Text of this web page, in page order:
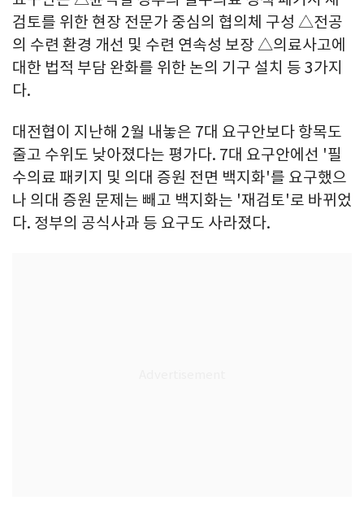
검토를 위한 현장 전문가 중심의 협의체 구성 △전공
의 수련 환경 개선 및 수련 연속성 보장 △의료사고에
대한 법적 부담 완화를 위한 논의 기구 설치 등 3가지
다.
대전협이 지난해 2월 내놓은 7대 요구안보다 항목도
줄고 수위도 낮아졌다는 평가다. 7대 요구안에선 '필
수의료 패키지 및 의대 증원 전면 백지화'를 요구했으
나 의대 증원 문제는 빼고 백지화는 '재검토'로 바뀌었
다. 정부의 공식사과 등 요구도 사라졌다.